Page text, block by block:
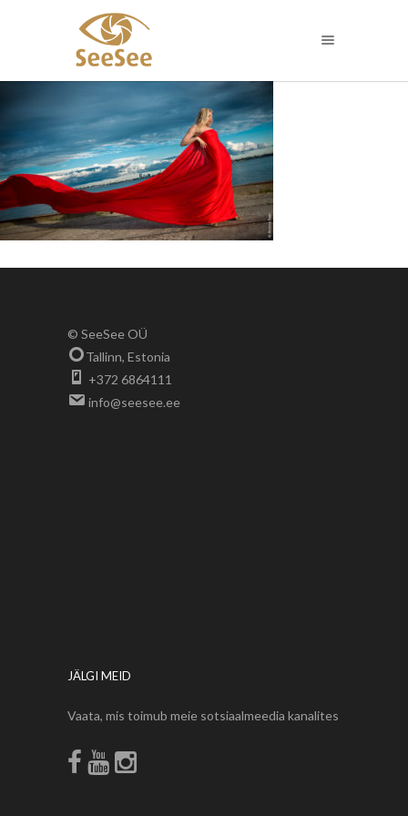
© SeeSee OÜ
Tallinn, Estonia
+372 6864111
info@seesee.ee
JÄLGI MEID
Vaata, mis toimub meie sotsiaalmeedia kanalites